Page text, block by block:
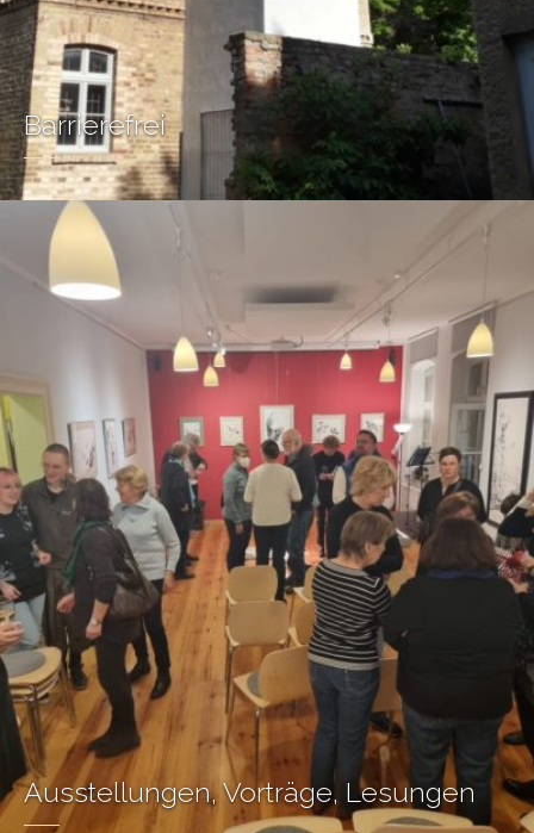
Barrierefrei
Ausstellungen, Vorträge, Lesungen